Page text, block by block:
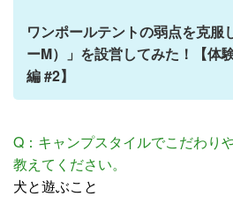
ワンポールテントの弱点を克服
ーM）」を設営してみた！【体
編 #2】
Q：キャンプスタイルでこだわり
教えてください。
犬と遊ぶこと